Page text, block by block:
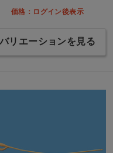
価格：ログイン後表示
バリエーションを見る